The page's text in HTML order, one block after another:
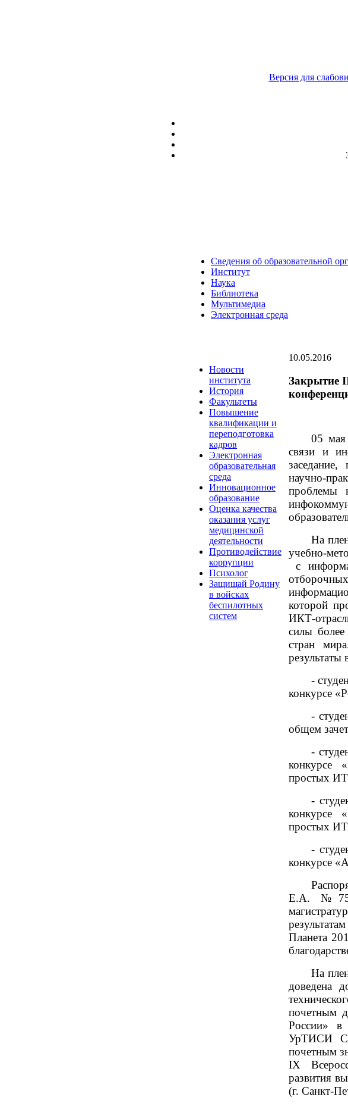
Версия для
Сведения об образовательной
Институт
Наука
Библиотека
Мультимедиа
Электронная среда
Новости
института
История
Факультеты
Повышение
квалификации и
переподготовка
кадров
Электронная
образовательная
среда
Инновационное
образование
Оценка качества
оказания услуг
медицинской
деятельности
Противодействие
коррупции
Психолог
Защищай Родину
в войсках
беспилотных
систем
10.05.2016
Закрытие
05 мая
связи и
научно-
проблемы
На
учебно-
с
которой
ИКТ-
силы
стран
-
конкурсе
-
общем
-
конкурсе
простых
-
конкурсе
простых
-
конкурсе
Е.А. №75
Планета
На
доведена
почетным
России» в
УрТИСИ
почетным
IX
развития
(г. Санкт-